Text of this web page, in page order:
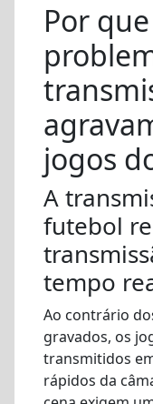
Por
jogos
A
futebol
tempo
Ao contrário
gravados, os
transmitidos
rápidos da